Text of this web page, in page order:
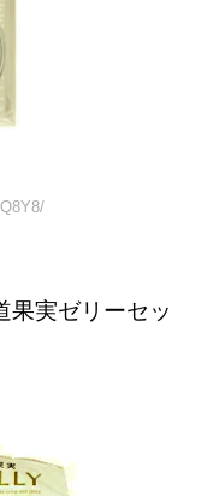
実ゼリーセッ